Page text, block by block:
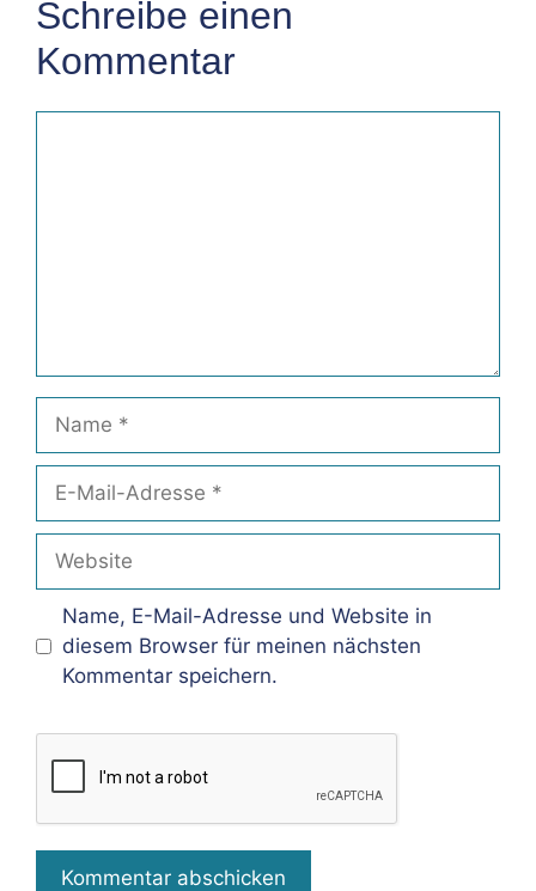
Schreibe einen
Kommentar
Mail-
Adresse
Name, E-Mail-Adresse und Website in
diesem Browser für meinen nächsten
Kommentar speichern.